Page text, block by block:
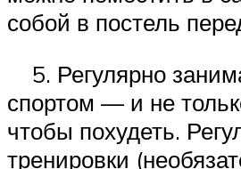
собой в постель
5. Регулярно
спортом — и не
чтобы похудеть.
тренировки